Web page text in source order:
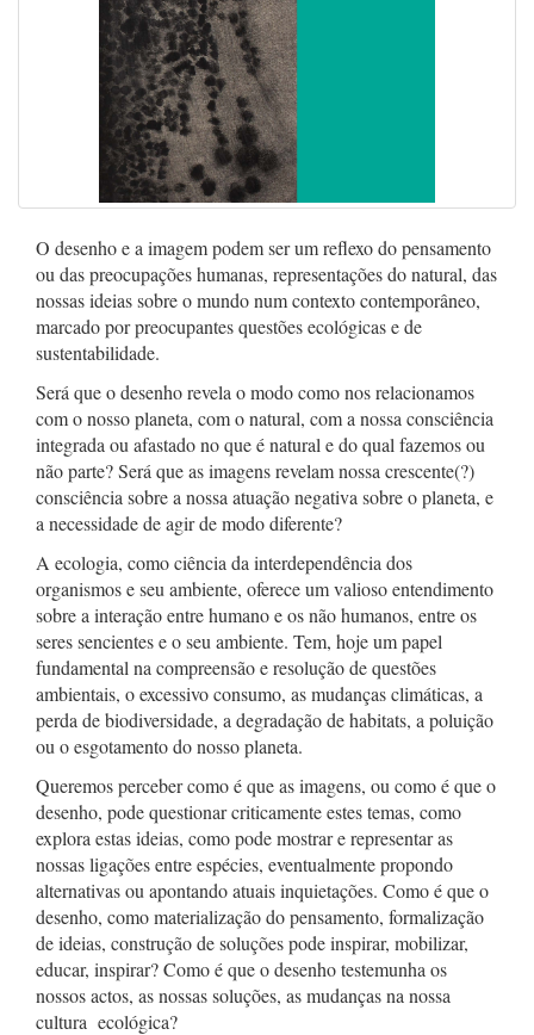
O desenho e a imagem podem ser um reflexo do pensamento
ou das preocupações humanas, representações do natural, das
nossas ideias sobre o mundo num contexto contemporâneo,
marcado por preocupantes questões ecológicas e de
sustentabilidade.
Será que o desenho revela o modo como nos relacionamos
com o nosso planeta, com o natural, com a nossa consciência
integrada ou afastado no que é natural e do qual fazemos ou
não parte? Será que as imagens revelam nossa crescente(?)
consciência sobre a nossa atuação negativa sobre o planeta, e
a necessidade de agir de modo diferente?
A ecologia, como ciência da interdependência dos
organismos e seu ambiente, oferece um valioso entendimento
sobre a interação entre humano e os não humanos, entre os
seres sencientes e o seu ambiente. Tem, hoje um papel
fundamental na compreensão e resolução de questões
ambientais, o excessivo consumo, as mudanças climáticas, a
perda de biodiversidade, a degradação de habitats, a poluição
ou o esgotamento do nosso planeta.
Queremos perceber como é que as imagens, ou como é que o
desenho, pode questionar criticamente estes temas, como
explora estas ideias, como pode mostrar e representar as
nossas ligações entre espécies, eventualmente propondo
alternativas ou apontando atuais inquietações. Como é que o
desenho, como materialização do pensamento, formalização
de ideias, construção de soluções pode inspirar, mobilizar,
educar, inspirar? Como é que o desenho testemunha os
nossos actos, as nossas soluções, as mudanças na nossa
cultura ecológica?